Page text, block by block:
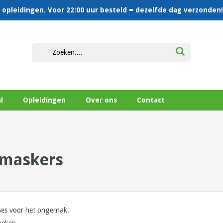
Voor 22:00 uur besteld = dezelfde dag verzonden!
Opleidingen Over ons Contact
voor het ongemak.